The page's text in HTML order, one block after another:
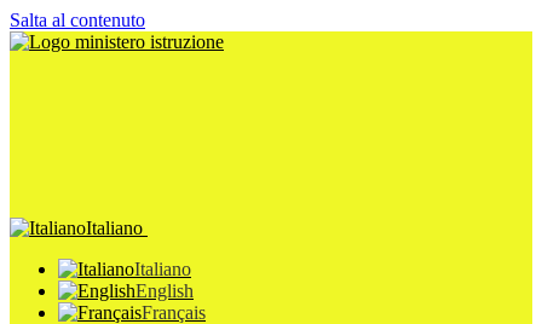
Salta al contenuto
Italiano
Italiano
English
Français